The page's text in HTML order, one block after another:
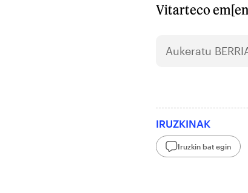
Vitarteco
Aukeratu
IRUZKINAK
Iruzkin bat egin